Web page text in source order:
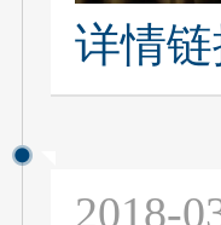
详情
2018-